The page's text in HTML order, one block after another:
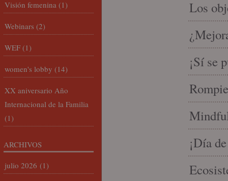
Los
¡Sí se
¡Día
Visión femenina (1)
Webinars (2)
WEF (1)
women's lobby (14)
XX aniversario Año
Internacional de la Familia
(1)
ARCHIVOS
julio 2026 (1)